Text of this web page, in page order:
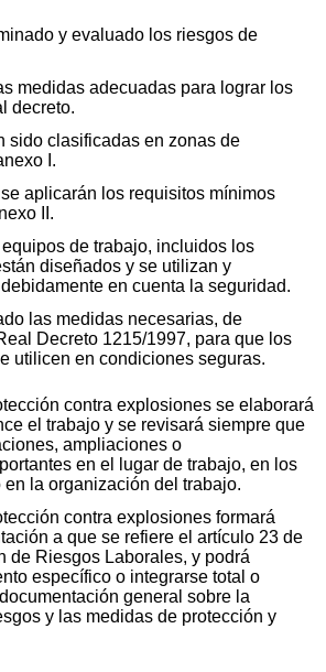
y evaluado los riesgos de
medidas adecuadas para lograr los
decreto.
sido clasificadas en zonas de
I.
aplicarán los requisitos mínimos
II.
de trabajo, incluidos los
diseñados y se utilizan y
en cuenta la seguridad.
las medidas necesarias, de
Decreto 1215/1997, para que los
utilicen en condiciones seguras.
contra explosiones se elaborará
el trabajo y se revisará siempre que
ampliaciones o
en el lugar de trabajo, en los
la organización del trabajo.
contra explosiones formará
a que se refiere el artículo 23 de
de Riesgos Laborales, y podrá
específico o integrarse total o
general sobre la
y las medidas de protección y